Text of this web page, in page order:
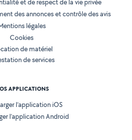
et de respect de la vie privée
des annonces et contrôle des avis
légales
Cookies
de matériel
de services
APPLICATIONS
l’application iOS
l’application Android